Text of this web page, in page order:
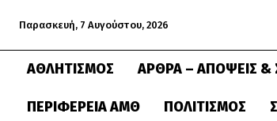
Παρασκευή, 7 Αυγούστου, 2026
ΑΘΛΗΤΙΣΜΌΣ ΆΡΘΡΑ – ΑΠΌΨΕΙΣ &
ΠΕΡΙΦΈΡΕΙΑ ΑΜΘ ΠΟΛΙΤΙΣΜΌΣ